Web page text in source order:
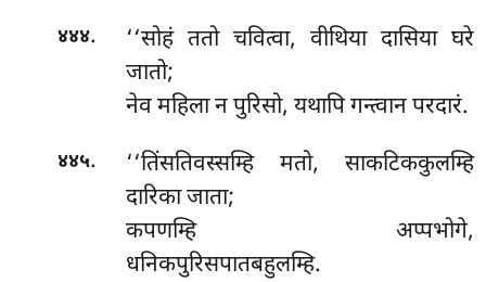
४४४.
‘‘सोहं ततो चवित्वा, वीथिया दासिया घरे
जातो;
नेव महिला न पुरिसो, यथापि गन्त्वान परदारं.
४४५.
‘‘तिंसतिवस्सम्हि मतो, साकटिककुलम्हि
दारिका जाता;
कपणम्हि अप्पभोगे,
धनिकपुरिसपातबहुलम्हि.